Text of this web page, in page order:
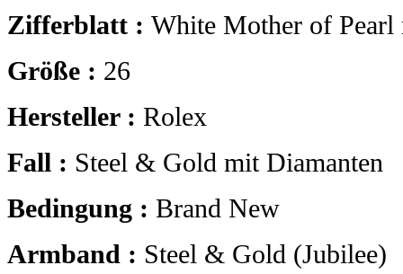
Zifferblatt : White Mother of
Größe : 26
Hersteller : Rolex
Fall : Steel & Gold mit Diamanten
Bedingung : Brand New
Armband : Steel & Gold (Jubilee)